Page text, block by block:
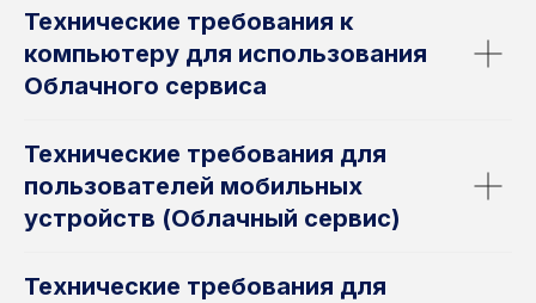
Технические требования к
компьютеру для использования
Облачного сервиса
Технические требования для
пользователей мобильных
устройств (Облачный сервис)
Технические требования для
Продолжая использовать сайт, вы даете
согласие на обработку файлов cookies
и других пользовательских данных
в соответствии с политикой